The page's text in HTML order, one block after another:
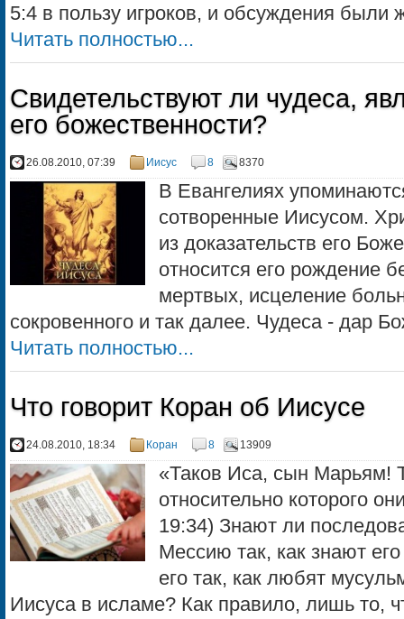
5:4 в пользу игроков, и обсуждения были
Читать полностью...
Свидетельствуют ли чудеса,
его божественности?
26.08.2010, 07:39 Иисус 8 8370
В Евангелиях
сотворенные Иисусом.
из доказательств его
относится его рождение
мертвых, исцеление
сокровенного и так далее. Чудеса - дар
Читать полностью...
Что говорит Коран об Иисусе
24.08.2010, 18:34 Коран 8 13909
«Таков Иса, сын Марьям!
относительно которого
19:34) Знают ли
Мессию так, как знают
его так, как любят
Иисуса в исламе? Как правило, лишь то,